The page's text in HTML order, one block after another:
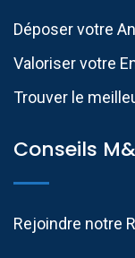
Déposer votre
Valoriser votre
Trouver le
Conseils
Rejoindre notre